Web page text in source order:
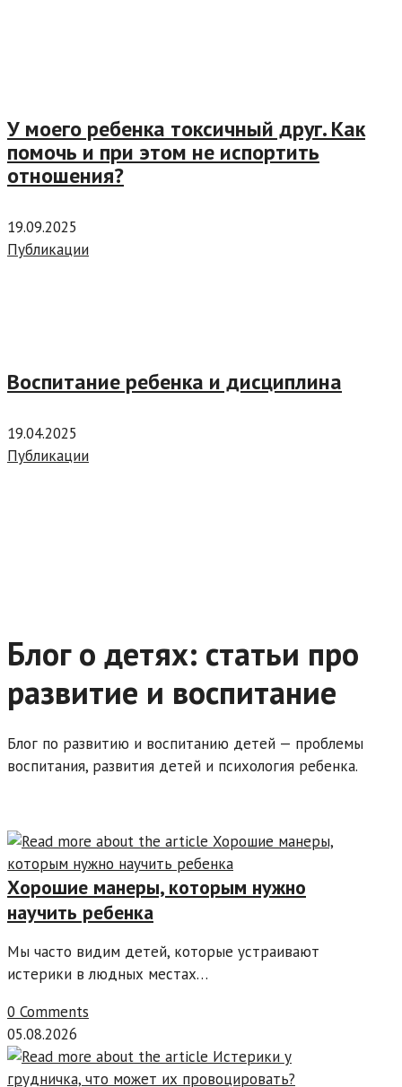
У моего ребенка токсичный друг. Как
помочь и при этом не испортить
отношения?
19.09.2025
Публикации
Воспитание ребенка и дисциплина
19.04.2025
Публикации
Блог о детях: статьи про
развитие и воспитание
Блог по развитию и воспитанию детей — проблемы
воспитания, развития детей и психология ребенка.
Хорошие манеры, которым нужно
научить ребенка
Мы часто видим детей, которые устраивают
истерики в людных местах…
0 Comments
05.08.2026